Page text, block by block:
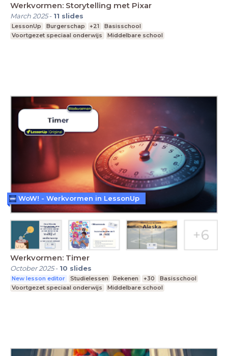
Werkvormen: Storytelling met Pixar
March 2025- 11 slides
LessonUp Burgerschap +21
Basisschool
Voortgezet speciaal onderwijs
Middelbare school
Werkvormen: Timer
October 2025- 10 slides
New lesson editor Studielessen Rekenen +30
Basisschool
Voortgezet speciaal onderwijs
Middelbare school
WoW! - Werkvormen in LessonUp